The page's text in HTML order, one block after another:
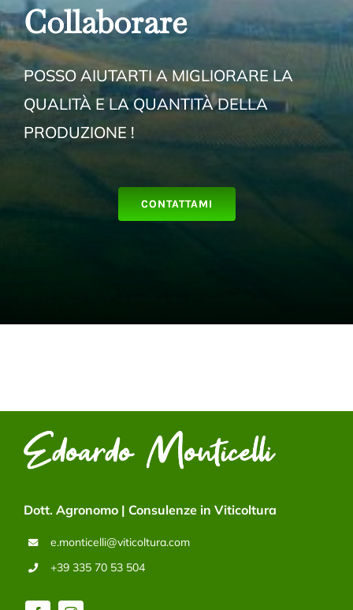
Collaborare
POSSO AIUTARTI A MIGLIORARE LA
QUALITÀ E LA QUANTITÀ DELLA
PRODUZIONE !
CONTATTAMI
Dott. Agronomo | Consulenze in Viticoltura
e.monticelli@viticoltura.com
+39 335 70 53 504